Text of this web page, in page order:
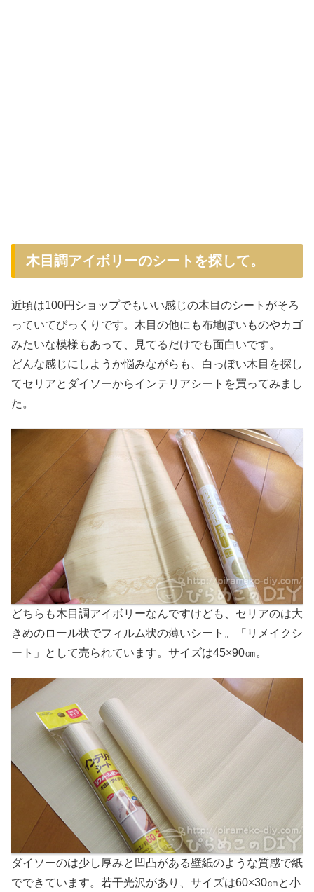
木目調アイボリーのシートを探して。
近頃は100円ショップでもいい感じの木目のシートがそろ
っていてびっくりです。木目の他にも布地ぽいものやカゴ
みたいな模様もあって、見てるだけでも面白いです。
どんな感じにしようか悩みながらも、白っぽい木目を探し
てセリアとダイソーからインテリアシートを買ってみまし
た。
どちらも木目調アイボリーなんですけども、セリアのは大
きめのロール状でフィルム状の薄いシート。「リメイクシ
ート」として売られています。サイズは45×90㎝。
ダイソーのは少し厚みと凹凸がある壁紙のような質感で紙
でできています。若干光沢があり、サイズは60×30㎝と小